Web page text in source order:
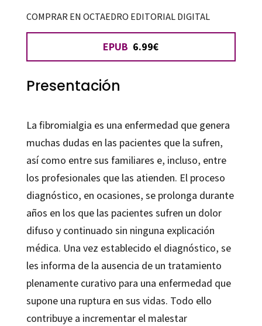
COMPRAR EN OCTAEDRO EDITORIAL DIGITAL
EPUB 6.99€
Presentación
La fibromialgia es una enfermedad que genera
muchas dudas en las pacientes que la sufren,
así como entre sus familiares e, incluso, entre
los profesionales que las atienden. El proceso
diagnóstico, en ocasiones, se prolonga durante
años en los que las pacientes sufren un dolor
difuso y continuado sin ninguna explicación
médica. Una vez establecido el diagnóstico, se
les informa de la ausencia de un tratamiento
plenamente curativo para una enfermedad que
supone una ruptura en sus vidas. Todo ello
contribuye a incrementar el malestar